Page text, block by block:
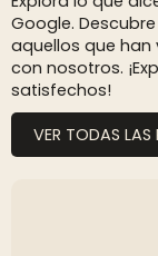
Google.
aquellos que
con nosotros.
satisfechos!
VER TODAS LAS